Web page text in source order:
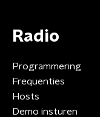
Radio
Programmering
Frequenties
Hosts
Demo insturen